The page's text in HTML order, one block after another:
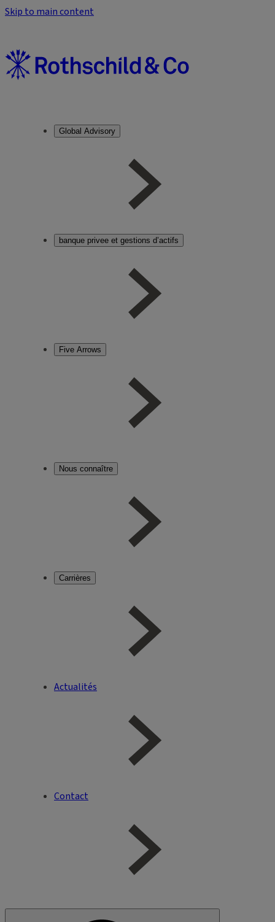
Skip to main content
Global Advisory
banque privee et gestions d’actifs
Five Arrows
Nous connaître
Carrières
Actualités
Contact